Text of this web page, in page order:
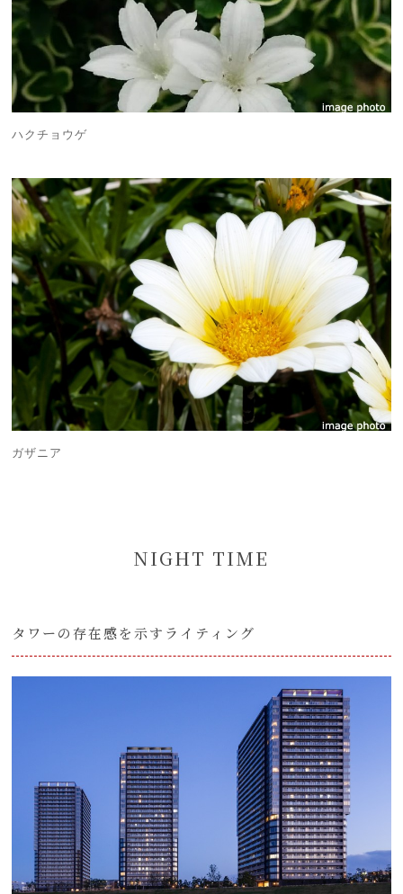
ハクチョウゲ
ガザニア
NIGHT TIME
タワーの存在感を示すライティング